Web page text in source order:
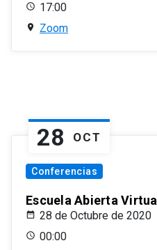
17:00
Zoom
28 OCT
Conferencias
Escuela Abierta
28 de Octubre de 2020
00:00